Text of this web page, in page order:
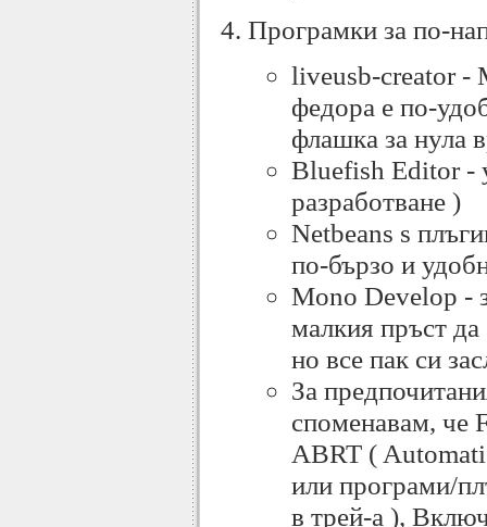
Програмки за по-
liveusb-creator -
федора е по-
флашка за нула
Bluefish Editor -
разработване )
Netbeans s
по-бързо и
Mono Develop -
малкия пръст
но все пак си
За
споменавам, че
ABRT (
или програми/
в трей-а ),